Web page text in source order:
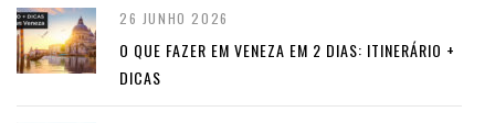
26 JUNHO 2026
O QUE FAZER EM VENEZA EM 2 DIAS: ITINERÁRIO +
DICAS